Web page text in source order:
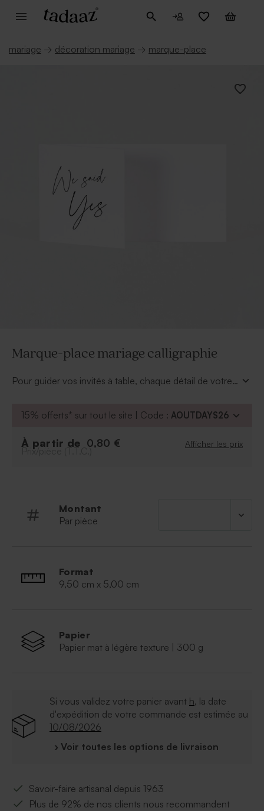
mariage → décoration mariage → marque-place
Marque-place mariage calligraphie
Pour guider vos invités à table, chaque détail de votre
mariage calligraphie sera votre indispensable, il est
personnaliser à votre image via l'outil de
15% offerts* sur tout le site | Code : AOUTDAYS26
À partir de 0,80 € Afficher les prix
Prix/pièce (T.T.C.)
Montant
Par pièce
Format
9,50 cm x 5,00 cm
Papier
Papier mat à légère texture | 300 g
Si vous validez votre panier avant h, la date
d'expédition de votre commande est estimée au
10/08/2026
› Voir toutes les options de livraison
Savoir-faire artisanal depuis 1963
Plus de 92% de nos clients nous recommandent